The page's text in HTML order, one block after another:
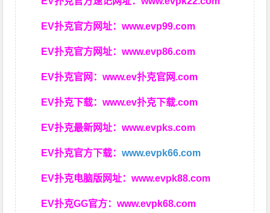
EV扑克官方网址：www.evp99.com
EV扑克官方网址：www.evp86.com
EV扑克官网：www.ev扑克官网.com
EV扑克下载：www.ev扑克下载.com
EV扑克最新网址：www.evpks.com
EV扑克官方下载：www.evpk66.com
EV扑克电脑版网址：www.evpk88.com
EV扑克GG官方：www.evpk68.com